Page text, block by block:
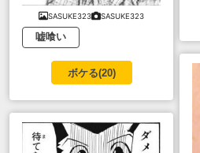
SASUKE323 SASUKE323
嘘喰い
ボケる(20)